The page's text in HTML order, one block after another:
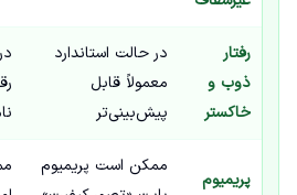
رفتار
ذوب و
خاکستر
در حالت استاندارد
معمولاً قابل
پیش‌بینی‌تر
پریمیوم
ممکن است پریمیوم